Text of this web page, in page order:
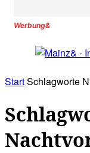
Werbung&
StartSchlagworte